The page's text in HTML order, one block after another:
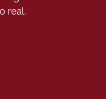
real.